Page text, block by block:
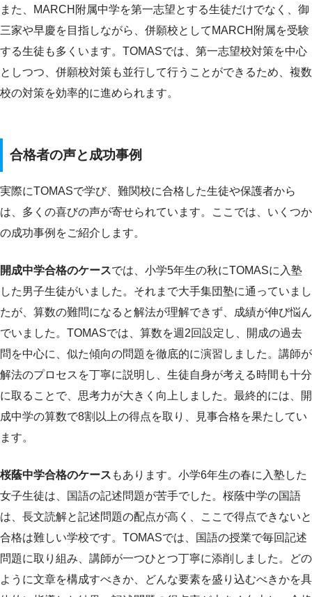
また、MARCH附属中学を第一志望とする生徒だけでなく、御
三家や早慶を目指しながら、併願校としてMARCH附属を受験
する生徒も多くいます。TOMASでは、第一志望校対策を中心
としつつ、併願校対策も並行して行うことができるため、複数
校の対策を効率的に進められます。
合格者の声と成功事例
実際にTOMASで学び、難関校に合格した生徒や保護者から
は、多くの喜びの声が寄せられています。ここでは、いくつか
の成功事例をご紹介します。
開成中学合格のケースでは、小学5年生の秋にTOMASに入塾
した男子生徒がいました。それまで大手集団塾に通っていまし
たが、算数の難問になると解法が理解できず、成績が伸び悩ん
でいました。TOMASでは、算数を週2回設定し、開成の過去
問を中心に、似た傾向の問題を徹底的に演習しました。講師が
解法のプロセスを丁寧に説明し、生徒自身が考える時間も十分
に取ることで、思考力が大きく向上しました。最終的には、開
成中学の算数で8割以上の得点を取り、見事合格を果たしてい
ます。
桜蔭中学合格のケース もあります。小学6年生の春に入塾した
女子生徒は、国語の記述問題が苦手でした。桜蔭中学の国語
は、長文読解と記述問題の配点が高く、ここで得点できないと
合格は難しい学校です。TOMASでは、国語の授業で毎回記述
問題に取り組み、講師が一つひとつ丁寧に添削しました。どの
ように文章を構成すべきか、どんな要素を盛り込むべきかを具